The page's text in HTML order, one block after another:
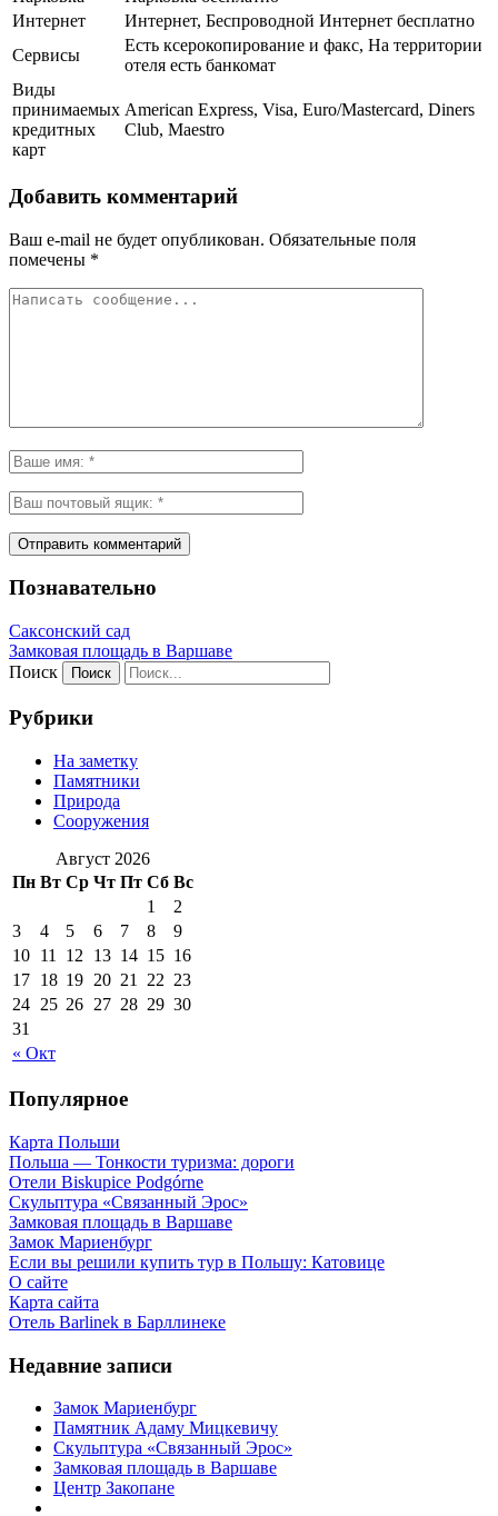
Интернет
Интернет, Беспроводной Интернет бесплатно
Сервисы
Есть ксерокопирование и факс, На территории
отеля есть банкомат
Виды
принимаемых
кредитных
карт
American Express, Visa, Euro/Mastercard, Diners
Club, Maestro
Добавить комментарий
Ваш e-mail не будет опубликован. Обязательные поля
помечены *
Познавательно
Саксонский сад
Замковая площадь в Варшаве
Поиск
Рубрики
На заметку
Памятники
Природа
Сооружения
Август 2026
Пн Вт Ср Чт Пт Сб Вс
« Окт
1
2
3
4 5 6 7 8
9
10 11 12 13 14 15 16
17 18 19 20 21 22 23
24 25 26 27 28 29 30
31
Популярное
Карта Польши
Польша — Тонкости туризма: дороги
Отели Biskupice Podgórne
Скульптура «Связанный Эрос»
Замковая площадь в Варшаве
Замок Мариенбург
Если вы решили купить тур в Польшу: Катовице
О сайте
Карта сайта
Отель Barlinek в Барллинеке
Недавние записи
Замок Мариенбург
Памятник Адаму Мицкевичу
Скульптура «Связанный Эрос»
Замковая площадь в Варшаве
Центр Закопане